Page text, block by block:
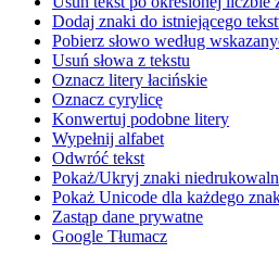
Dodaj znaki do istniejącego
Pobierz słowo według
Usuń słowa z tekstu
Oznacz litery łacińskie
Oznacz cyrylicę
Konwertuj podobne litery
Wypełnij alfabet
Odwróć tekst
Pokaż/Ukryj znaki
Pokaż Unicode dla każdego
Zastąp dane prywatne
Google Tłumacz